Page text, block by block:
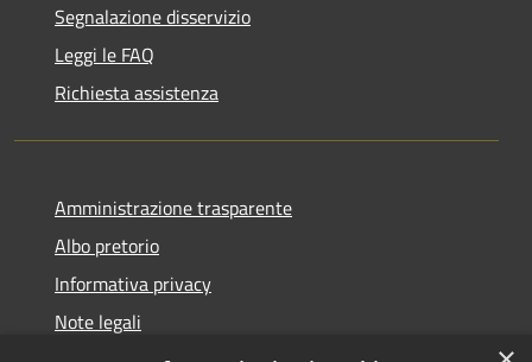
Segnalazione disservizio
Leggi le FAQ
Richiesta assistenza
Amministrazione trasparente
Albo pretorio
Informativa privacy
Note legali